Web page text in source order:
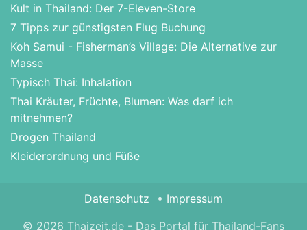
Kult in Thailand: Der 7-Eleven-Store
7 Tipps zur günstigsten Flug Buchung
Koh Samui - Fisherman’s Village: Die Alternative zur
Masse
Typisch Thai: Inhalation
Thai Kräuter, Früchte, Blumen: Was darf ich
mitnehmen?
Drogen Thailand
Kleiderordnung und Füße
Datenschutz
Impressum
© 2026 Thaizeit.de - Das Portal für Thailand-Fans